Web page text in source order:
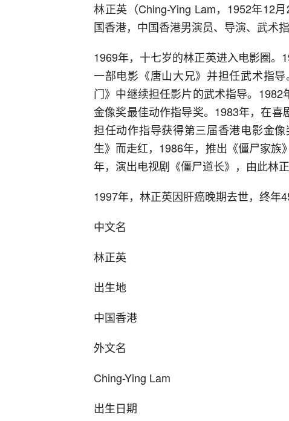
林正英（Ching-Ying Lam，1952年12
国香港，中国香港男演员、导演、武术指
1969年，十七岁的林正英进入电影圈。
一部电影《唐山大兄》并担任武术指
门》中继续担任影片的武术指导。
金像奖最佳动作指导奖。1983年，在
担任动作指导获得第三届香港电影金
生》而走红，1986年，推出《僵尸家
年，演出电视剧《僵尸道长》，由此林
1997年，林正英因肝癌晚期去世，终年
中文名
林正英
出生地
中国香港
外文名
Ching-Ying Lam
出生日期